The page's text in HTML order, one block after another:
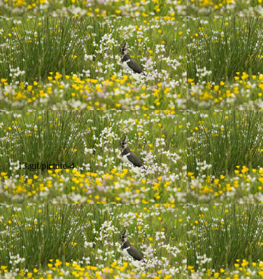
20200106 Heaven en Kyra aan t werk
13.gif/picture-4